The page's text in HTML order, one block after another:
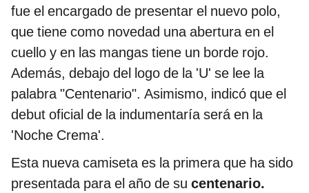
fue el encargado de presentar el nuevo polo,
que tiene como novedad una abertura en el
cuello y en las mangas tiene un borde rojo.
Además, debajo del logo de la 'U' se lee la
palabra "Centenario". Asimismo, indicó que el
debut oficial de la indumentaría será en la
'Noche Crema'.
Esta nueva camiseta es la primera que ha sido
presentada para el año de su centenario.